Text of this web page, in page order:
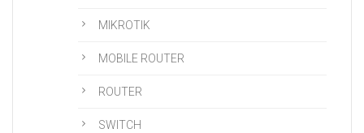
MIKROTIK
MOBILE ROUTER
ROUTER
SWITCH